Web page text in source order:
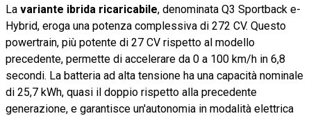
La variante ibrida ricaricabile, denominata Q3 Sportback e-
Hybrid, eroga una potenza complessiva di 272 CV. Questo
powertrain, più potente di 27 CV rispetto al modello
precedente, permette di accelerare da 0 a 100 km/h in 6,8
secondi. La batteria ad alta tensione ha una capacità nominale
di 25,7 kWh, quasi il doppio rispetto alla precedente
generazione, e garantisce un'autonomia in modalità elettrica